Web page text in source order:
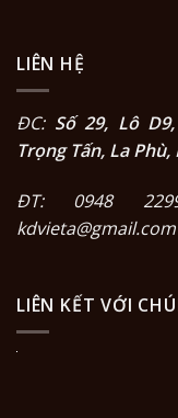
LIÊN HỆ
ĐC: Số 29, Lô
Trọng Tấn, La
ĐT: 0948
kdvieta@gmail.com
LIÊN KẾT VỚI